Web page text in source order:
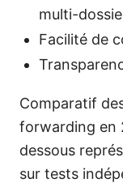
multi-
Facilité de
Comparatif
forwarding en
dessous
sur tests